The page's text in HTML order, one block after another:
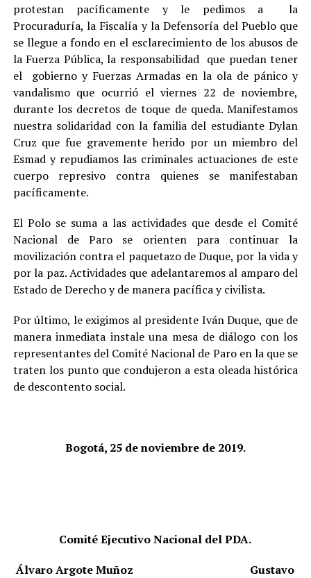
protestan pacíficamente y le pedimos a la
Procuraduría, la Fiscalía y la Defensoría del Pueblo que
se llegue a fondo en el esclarecimiento de los abusos de
la Fuerza Pública, la responsabilidad que puedan tener
el gobierno y Fuerzas Armadas en la ola de pánico y
vandalismo que ocurrió el viernes 22 de noviembre,
durante los decretos de toque de queda. Manifestamos
nuestra solidaridad con la familia del estudiante Dylan
Cruz que fue gravemente herido por un miembro del
Esmad y repudiamos las criminales actuaciones de este
cuerpo represivo contra quienes se manifestaban
pacíficamente.
El Polo se suma a las actividades que desde el Comité
Nacional de Paro se orienten para continuar la
movilización contra el paquetazo de Duque, por la vida y
por la paz. Actividades que adelantaremos al amparo del
Estado de Derecho y de manera pacífica y civilista.
Por último, le exigimos al presidente Iván Duque, que de
manera inmediata instale una mesa de diálogo con los
representantes del Comité Nacional de Paro en la que se
traten los punto que condujeron a esta oleada histórica
de descontento social.
Bogotá, 25 de noviembre de 2019.
Comité Ejecutivo Nacional del PDA.
Álvaro Argote Muñoz
Gustavo